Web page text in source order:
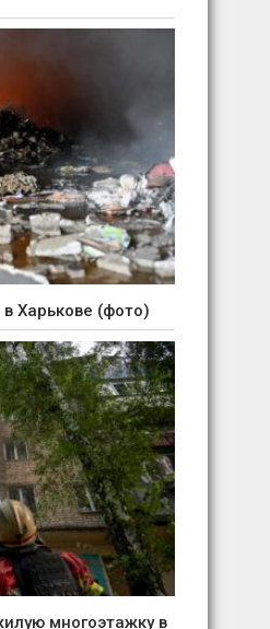
в Харькове (фото)
многоэтажку в